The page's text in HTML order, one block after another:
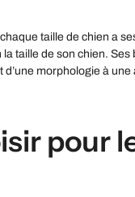
taille de chien a
taille de son chien.
d’une morphologie à une
pour